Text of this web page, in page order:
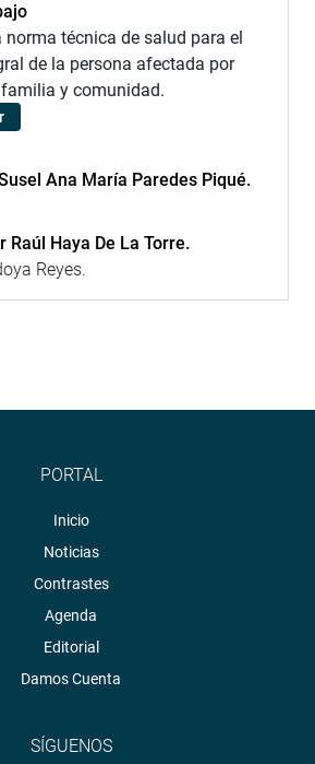
norma técnica de salud para el
de la persona afectada por
y comunidad.
Ana María Paredes Piqué.
Raúl Haya De La Torre.
Reyes.
PORTAL
Inicio
Noticias
Contrastes
Agenda
Editorial
Damos Cuenta
SÍGUENOS